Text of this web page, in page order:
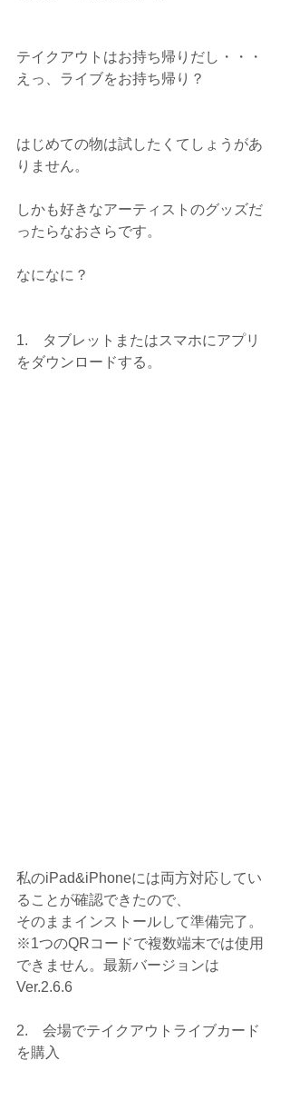
テイクアウトはお持ち帰りだし・・・
えっ、ライブをお持ち帰り？
はじめての物は試したくてしょうがあ
りません。
しかも好きなアーティストのグッズだ
ったらなおさらです。
なになに？
1.　タブレットまたはスマホにアプリ
をダウンロードする。
私のiPad&iPhoneには両方対応してい
ることが確認できたので、
そのままインストールして準備完了。
※1つのQRコードで複数端末では使用
できません。最新バージョンは
Ver.2.6.6
2.　会場でテイクアウトライブカード
を購入